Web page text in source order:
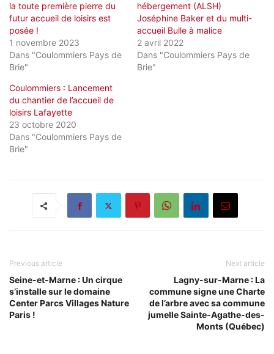
la toute première pierre du
futur accueil de loisirs est
posée !
1 novembre 2023
Dans "Coulommiers Pays de
Brie"
hébergement (ALSH)
Joséphine Baker et du multi-
accueil Bulle à malice
2 avril 2022
Dans "Coulommiers Pays de
Brie"
Coulommiers : Lancement
du chantier de l’accueil de
loisirs Lafayette
23 octobre 2020
Dans "Coulommiers Pays de
Brie"
Previous article
Seine-et-Marne : Un cirque
s’installe sur le domaine
Center Parcs Villages Nature
Paris !
Next article
Lagny-sur-Marne : La
commune signe une Charte
de l’arbre avec sa commune
jumelle Sainte-Agathe-des-
Monts (Québec)